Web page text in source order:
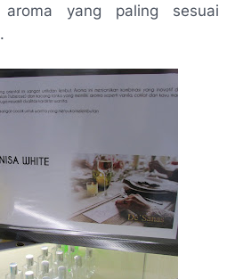
aroma yang paling sesuai